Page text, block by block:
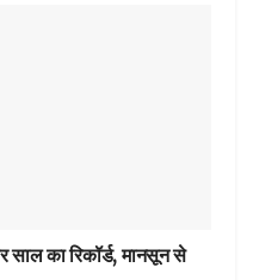
साल का रिकॉर्ड, मानसून से